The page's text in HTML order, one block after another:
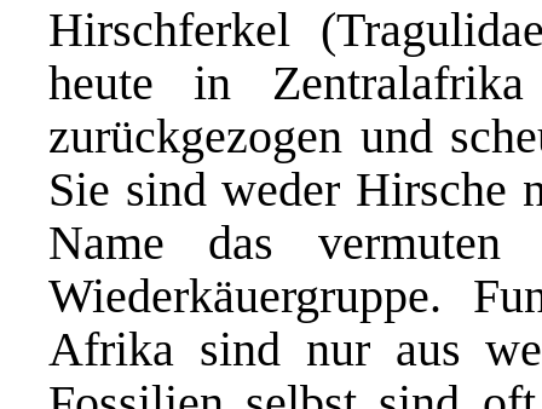
Hirschferkel
heute in
zurückgezogen und
Sie sind weder Hirsche
Name das vermuten
Wiederkäuergruppe.
Afrika sind nur aus